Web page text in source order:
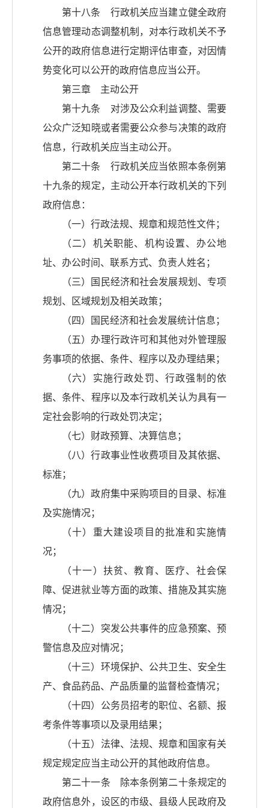
第十八条 行政机关应当建立健全政府
信息管理动态调整机制，对本行政机关不予
公开的政府信息进行定期评估审查，对因情
势变化可以公开的政府信息应当公开。
第三章 主动公开
第十九条 对涉及公众利益调整、需要
公众广泛知晓或者需要公众参与决策的政府
信息，行政机关应当主动公开。
第二十条 行政机关应当依照本条例第
十九条的规定，主动公开本行政机关的下列
政府信息：
（一）行政法规、规章和规范性文件；
（二）机关职能、机构设置、办公地
址、办公时间、联系方式、负责人姓名；
（三）国民经济和社会发展规划、专项
规划、区域规划及相关政策；
（四）国民经济和社会发展统计信息；
（五）办理行政许可和其他对外管理服
务事项的依据、条件、程序以及办理结果；
（六）实施行政处罚、行政强制的依
据、条件、程序以及本行政机关认为具有一
定社会影响的行政处罚决定；
（七）财政预算、决算信息；
（八）行政事业性收费项目及其依据、
标准；
（九）政府集中采购项目的目录、标准
及实施情况；
（十）重大建设项目的批准和实施情
况；
（十一）扶贫、教育、医疗、社会保
障、促进就业等方面的政策、措施及其实施
情况；
（十二）突发公共事件的应急预案、预
警信息及应对情况；
（十三）环境保护、公共卫生、安全生
产、食品药品、产品质量的监督检查情况；
（十四）公务员招考的职位、名额、报
考条件等事项以及录用结果；
（十五）法律、法规、规章和国家有关
规定规定应当主动公开的其他政府信息。
第二十一条 除本条例第二十条规定的
政府信息外，设区的市级、县级人民政府及